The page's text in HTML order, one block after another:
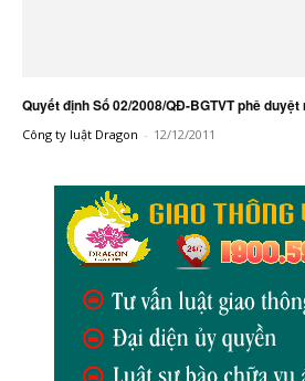
Quyết định Số 02/2008/QĐ-BGTVT phê
Công ty luật Dragon - 12/12/2011